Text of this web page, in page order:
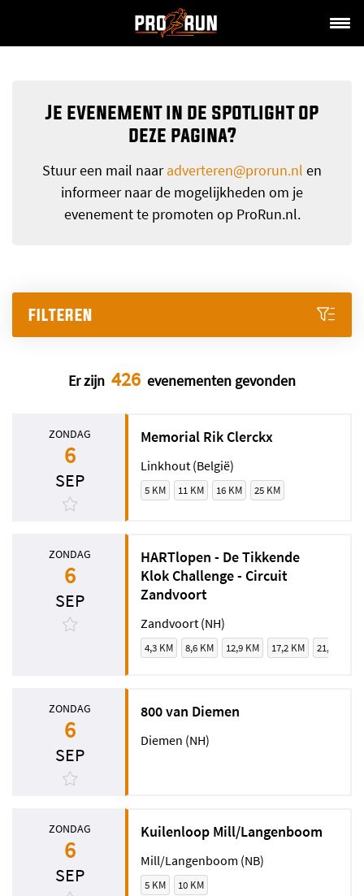
Je evenement in de spotlight op
deze pagina?
Stuur een mail naaradverteren@prorun.nl en
informeer naar de mogelijkheden om je
evenement te promoten op ProRun.nl.
FILTEREN
Er zijn 426 evenementen gevonden
ZONDAG
6
SEP
Memorial Rik Clerckx
Linkhout (België)
5 KM 11 KM 16 KM 25 KM
ZONDAG
6
SEP
HARTlopen - De Tikkende
Klok Challenge - Circuit
Zandvoort
Zandvoort (NH)
4,3 KM 8,6 KM 12,9 KM 17,2 KM 21,5 KM
ZONDAG
6
SEP
800 van Diemen
Diemen (NH)
ZONDAG
6
SEP
Kuilenloop Mill/Langenboom
Mill/Langenboom (NB)
5 KM 10 KM